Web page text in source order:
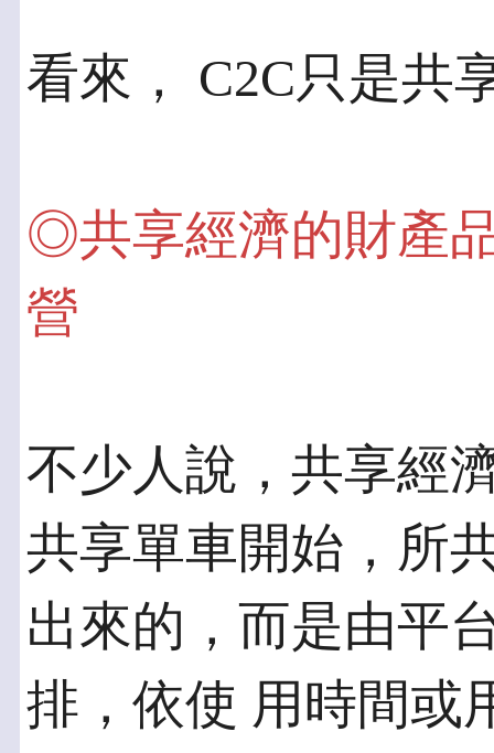
看來， C2C只是共
◎共享經濟的財產
營
不少人說，共享經
共享單車開始，所
出來的，而是由平
排，依使 用時間或